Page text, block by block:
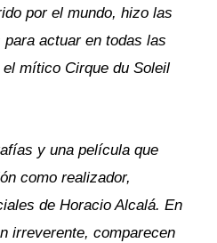
por el mundo, hizo las
actuar en todas las
mítico Cirque du Soleil
y una película que
como realizador,
de Horacio Alcalá. En
irreverente, comparecen